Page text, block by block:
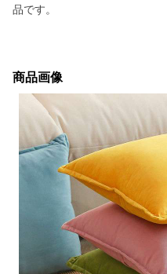
品です。
商品画像